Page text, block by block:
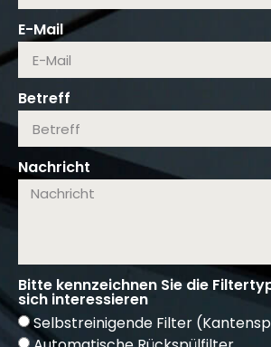
E-Mail
Betreff
Nachricht
Bitte kennzeichnen Sie die
sich interessieren
Selbstreinigende Filter